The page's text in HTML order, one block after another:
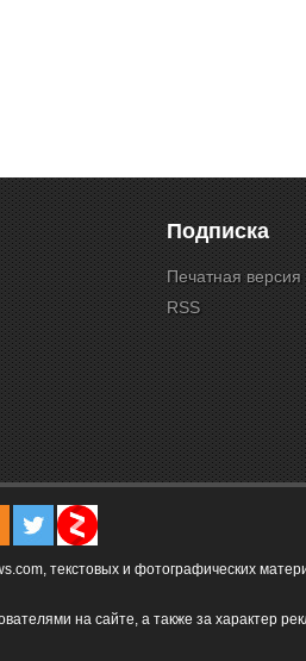
Подписка
Печатная
RSS
текстовых и фотографических
на сайте, а также за характер